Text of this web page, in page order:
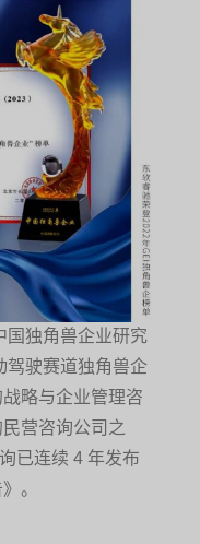
国独角兽企业研究
驾驶赛道独角兽企
略与企业管理咨
营咨询公司之
已连续 4 年发布
。